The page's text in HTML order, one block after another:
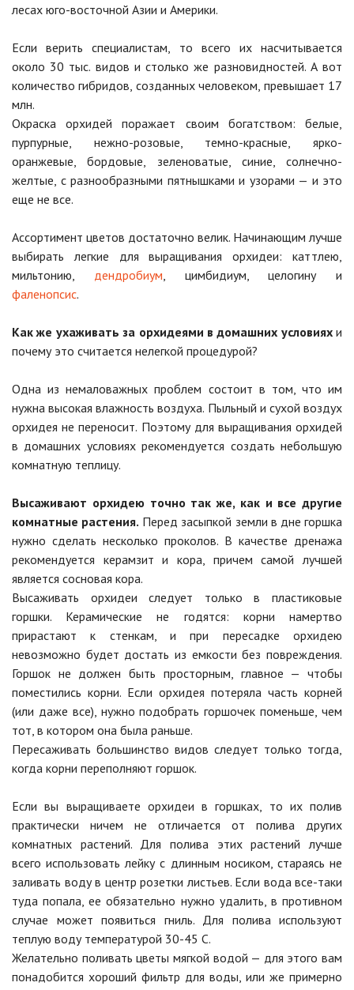
лесах юго-восточной Азии и Америки.
Если верить специалистам, то всего их насчитывается
около 30 тыс. видов и столько же разновидностей. А вот
количество гибридов, созданных человеком, превышает 17
млн.
Окраска орхидей поражает своим богатством: белые,
пурпурные, нежно-розовые, темно-красные, ярко-
оранжевые, бордовые, зеленоватые, синие, солнечно-
желтые, с разнообразными пятнышками и узорами — и это
еще не все.
Ассортимент цветов достаточно велик. Начинающим лучше
выбирать легкие для выращивания орхидеи: каттлею,
мильтонию, дендробиум , цимбидиум, целогину и
фаленопсис.
Как же ухаживать за орхидеями в домашних условияхи
почему это считается нелегкой процедурой?
Одна из немаловажных проблем состоит в том, что им
нужна высокая влажность воздуха. Пыльный и сухой воздух
орхидея не переносит. Поэтому для выращивания орхидей
в домашних условиях рекомендуется создать небольшую
комнатную теплицу.
Высаживают орхидею точно так же, как и все другие
комнатные растения. Перед засыпкой земли в дне горшка
нужно сделать несколько проколов. В качестве дренажа
рекомендуется керамзит и кора, причем самой лучшей
является сосновая кора.
Высаживать орхидеи следует только в пластиковые
горшки. Керамические не годятся: корни намертво
прирастают к стенкам, и при пересадке орхидею
невозможно будет достать из емкости без повреждения.
Горшок не должен быть просторным, главное — чтобы
поместились корни. Если орхидея потеряла часть корней
(или даже все), нужно подобрать горшочек поменьше, чем
тот, в котором она была раньше.
Пересаживать большинство видов следует только тогда,
когда корни переполняют горшок.
Если вы выращиваете орхидеи в горшках, то их полив
практически ничем не отличается от полива других
комнатных растений. Для полива этих растений лучше
всего использовать лейку с длинным носиком, стараясь не
заливать воду в центр розетки листьев. Если вода все-таки
туда попала, ее обязательно нужно удалить, в противном
случае может появиться гниль. Для полива используют
теплую воду температурой 30-45 С.
Желательно поливать цветы мягкой водой — для этого вам
понадобится хороший фильтр для воды, или же примерно